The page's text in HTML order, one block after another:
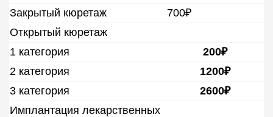
Закрытый кюретаж
700₽
Открытый кюретаж
1 категория
200₽
2 категория
1200₽
3 категория
2600₽
Имплантация лекарственных